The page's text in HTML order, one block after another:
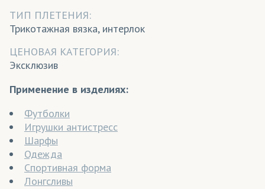
ТИП ПЛЕТЕНИЯ:
Трикотажная вязка, интерлок
ЦЕНОВАЯ КАТЕГОРИЯ:
Эксклюзив
Применение в изделиях:
Футболки
Игрушки антистресс
Шарфы
Одежда
Спортивная форма
Лонгсливы